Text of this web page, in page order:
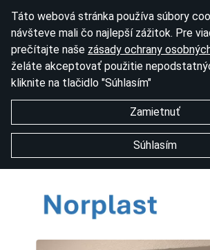
Táto webová stránka používa súbory
návšteve mali čo najlepší zážitok. Pre
prečítajte naše zásady ochrany
želáte akceptovať použitie
kliknite na tlačidlo "Súhlasím"
Zamietnuť
Súhlasím